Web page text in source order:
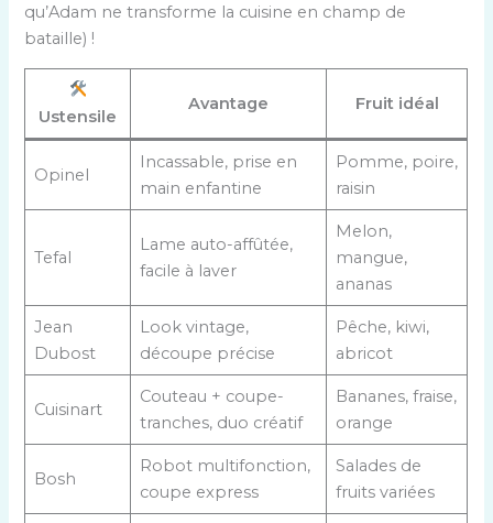
qu’Adam ne transforme la cuisine en champ de
bataille) !
Ustensile
Avantage Fruit idéal
Opinel
Incassable, prise en
main enfantine
Pomme, poire,
raisin
Tefal
Lame auto-affûtée,
facile à laver
Melon,
mangue,
ananas
Jean
Dubost
Look vintage,
découpe précise
Pêche, kiwi,
abricot
Cuisinart
Couteau + coupe-
tranches, duo créatif
Bananes, fraise,
orange
Bosh
Robot multifonction,
coupe express
Salades de
fruits variées